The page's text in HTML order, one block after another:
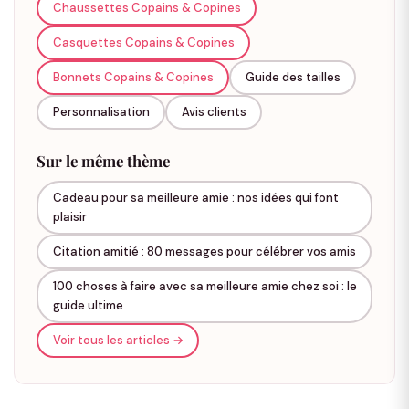
aux copines, on retrouve évidemment les
amie , esthétiques, originaux et hautement symboliques. Non
seulement ils plaisent aux copines qui souhaitent symboliser
leur amitié de manière authentique, mais ils font également
partie des idées cadeaux les plus variées en termes de
modèles.
Colliers d’amitié : un symbole à deux
Craquez pour les colliers amitié pour copines et meilleures
amies qui n’ont de signification que lorsqu’ils sont
rassemblés ! Gravés de vos initiales, ces colliers assortis
s’adapteront à vos tenues du quotidien.
Un collier meilleure amieest un bijou symbolique porté par
deux amies proches. Généralement composé de deux
pendentifs assortis (cœur, étoile, lune, etc.), chaque amie en
porte un, se sentant connectée même à distance.
Bracelets d’amitié : le lien au poignet
Chaussettes Copains & Copines
Casquettes Copains & Copines
Bonnets Copains & Copines Guide des tailles
Personnalisation Avis clients
Sur le même thème
Cadeau pour sa meilleure amie : nos idées qui font
plaisir
Citation amitié : 80 messages pour célébrer vos amis
100 choses à faire avec sa meilleure amie chez soi : le
guide ultime
Voir tous les articles →